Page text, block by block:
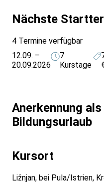
Nächste
4 Termine verfügbar
12.09. –
20.09.2026
7
Kurstage
Anerkennung als
Bildungsurlaub
Kursort
Ližnjan, bei Pula/Istrien,